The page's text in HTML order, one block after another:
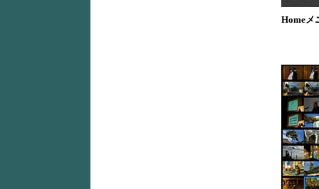
Homeメ